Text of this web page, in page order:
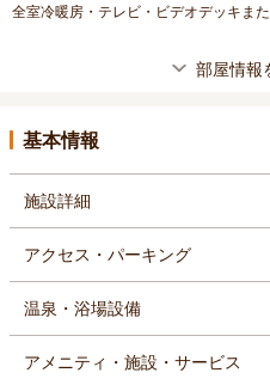
全室冷暖房・テレビ・ビデオデッキま
部屋情報
基本情報
施設詳細
アクセス・パーキング
温泉・浴場設備
アメニティ・施設・サービス